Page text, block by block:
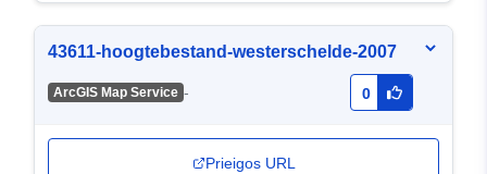
43611-hoogtebestand-westerschelde-2007
ArcGIS Map Service - 0
Prieigos URL